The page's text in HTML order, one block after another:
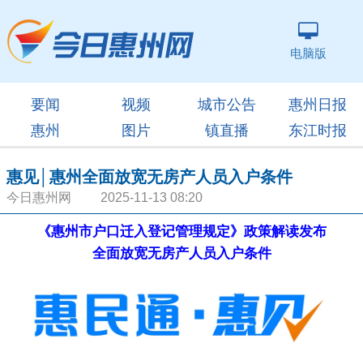
电脑版
要闻 视频 城市公告
惠州日报
惠州
图片 镇直播 东江时报
惠见│惠州全面放宽无房产人员入户条件
今日惠州网 2025-11-13 08:20
《惠州市户口迁入登记管理规定》政策解读发布
全面放宽无房产人员入户条件